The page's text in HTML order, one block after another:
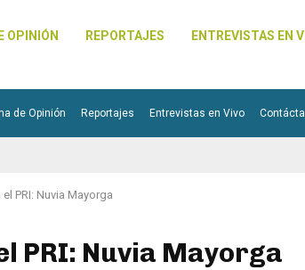
OPINIÓN REPORTAJES ENTREVISTAS EN
de Opinión Reportajes Entrevistas en Vivo
PRI: Nuvia Mayorga
PRI: Nuvia Mayorga